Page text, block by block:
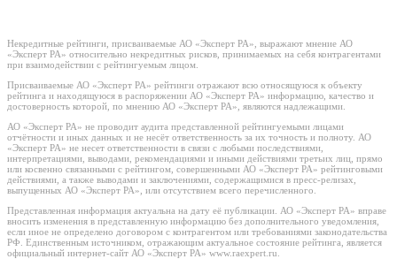
Некредитные рейтинги, присваиваемые АО «Эксперт РА», выражают мнение АО
«Эксперт РА» относительно некредитных рисков, принимаемых на себя контрагентами
при взаимодействии с рейтингуемым лицом.
Присваиваемые АО «Эксперт РА» рейтинги отражают всю относящуюся к объекту
рейтинга и находящуюся в распоряжении АО «Эксперт РА» информацию, качество и
достоверность которой, по мнению АО «Эксперт РА», являются надлежащими.
АО «Эксперт РА» не проводит аудита представленной рейтингуемыми лицами
отчётности и иных данных и не несёт ответственность за их точность и полноту. АО
«Эксперт РА» не несет ответственности в связи с любыми последствиями,
интерпретациями, выводами, рекомендациями и иными действиями третьих лиц, прямо
или косвенно связанными с рейтингом, совершенными АО «Эксперт РА» рейтинговыми
действиями, а также выводами и заключениями, содержащимися в пресс-релизах,
выпущенных АО «Эксперт РА», или отсутствием всего перечисленного.
Представленная информация актуальна на дату её публикации. АО «Эксперт РА» вправе
вносить изменения в представленную информацию без дополнительного уведомления,
если иное не определено договором с контрагентом или требованиями законодательства
РФ. Единственным источником, отражающим актуальное состояние рейтинга, является
официальный интернет-сайт АО «Эксперт РА» www.raexpert.ru.